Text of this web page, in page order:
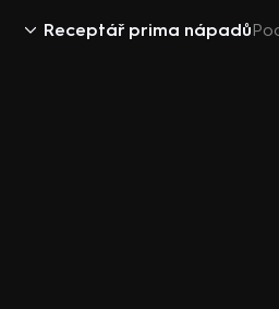
Receptář prima nápadů